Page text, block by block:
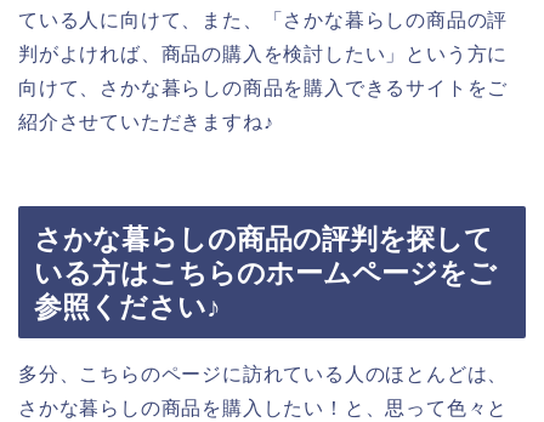
ている人に向けて、また、「さかな暮らしの商品の評
判がよければ、商品の購入を検討したい」という方に
向けて、さかな暮らしの商品を購入できるサイトをご
紹介させていただきますね♪
さかな暮らしの商品の評判を探して
いる方はこちらのホームページをご
参照ください♪
多分、こちらのページに訪れている人のほとんどは、
さかな暮らしの商品を購入したい！と、思って色々と